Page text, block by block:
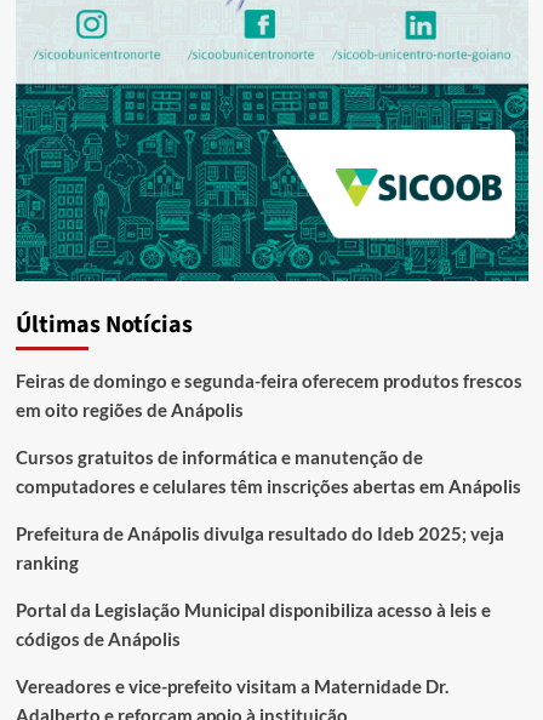
Últimas Notícias
Feiras de domingo e segunda-feira oferecem produtos frescos
em oito regiões de Anápolis
Cursos gratuitos de informática e manutenção de
computadores e celulares têm inscrições abertas em Anápolis
Prefeitura de Anápolis divulga resultado do Ideb 2025; veja
ranking
Portal da Legislação Municipal disponibiliza acesso à leis e
códigos de Anápolis
Vereadores e vice-prefeito visitam a Maternidade Dr.
Adalberto e reforçam apoio à instituição